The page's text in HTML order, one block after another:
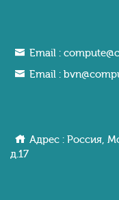
Email :
Email :
Адрес : Россия,
д.17